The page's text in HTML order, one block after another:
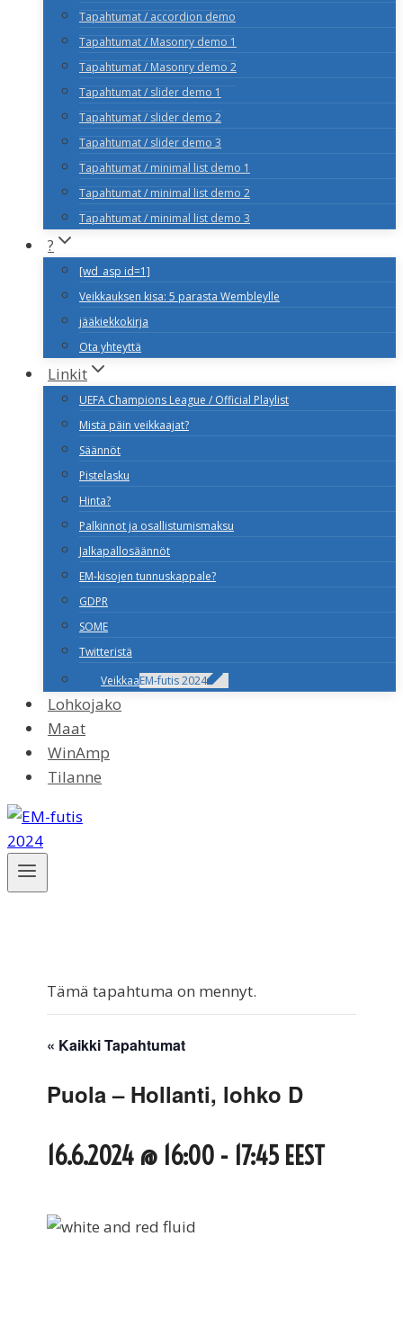
Tapahtumat / accordion demo
Tapahtumat / Masonry demo 1
Tapahtumat / Masonry demo 2
Tapahtumat / slider demo 1
Tapahtumat / slider demo 2
Tapahtumat / slider demo 3
Tapahtumat / minimal list demo 1
Tapahtumat / minimal list demo 2
Tapahtumat / minimal list demo 3
?
[wd_asp id=1]
Veikkauksen kisa: 5 parasta Wembleylle
jääkiekkokirja
Ota yhteyttä
Linkit
UEFA Champions League / Official Playlist
Mistä päin veikkaajat?
Säännöt
Pistelasku
Hinta?
Palkinnot ja osallistumismaksu
Jalkapallosäännöt
EM-kisojen tunnuskappale?
GDPR
SOME
Twitteristä
VeikkaaEM-futis 2024
Lohkojako
Maat
WinAmp
Tilanne
Tämä tapahtuma on mennyt.
« Kaikki Tapahtumat
Puola – Hollanti, lohko D
16.6.2024 @ 16:00 - 17:45 EEST